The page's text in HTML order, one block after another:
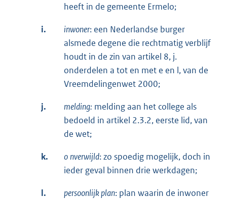
heeft in de gemeente Ermelo;
i. inwoner: een Nederlandse burger
alsmede degene die rechtmatig verblijf
houdt in de zin van artikel 8, j.
onderdelen a tot en met e en l, van de
Vreemdelingenwet 2000;
j. melding: melding aan het college als
bedoeld in artikel 2.3.2, eerste lid, van
de wet;
k. o nverwijld: zo spoedig mogelijk, doch in
ieder geval binnen drie werkdagen;
l. persoonlijk plan: plan waarin de inwoner